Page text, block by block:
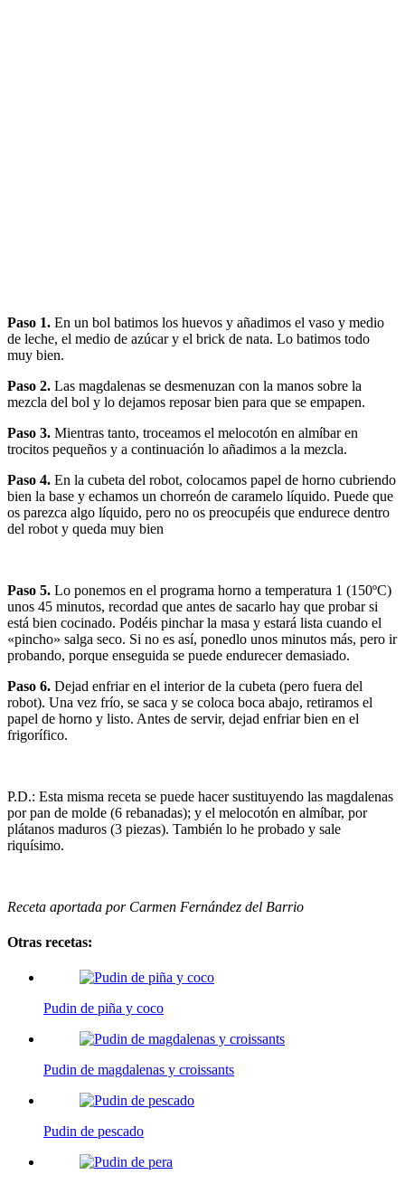
Paso 1. En un bol batimos los huevos y añadimos el vaso y medio
de leche, el medio de azúcar y el brick de nata. Lo batimos todo
muy bien.
Paso 2. Las magdalenas se desmenuzan con la manos sobre la
mezcla del bol y lo dejamos reposar bien para que se empapen.
Paso 3. Mientras tanto, troceamos el melocotón en almíbar en
trocitos pequeños y a continuación lo añadimos a la mezcla.
Paso 4. En la cubeta del robot, colocamos papel de horno cubriendo
bien la base y echamos un chorreón de caramelo líquido. Puede que
os parezca algo líquido, pero no os preocupéis que endurece dentro
del robot y queda muy bien
Paso 5. Lo ponemos en el programa horno a temperatura 1 (150ºC)
unos 45 minutos, recordad que antes de sacarlo hay que probar si
está bien cocinado. Podéis pinchar la masa y estará lista cuando el
«pincho» salga seco. Si no es así, ponedlo unos minutos más, pero ir
probando, porque enseguida se puede endurecer demasiado.
Paso 6. Dejad enfriar en el interior de la cubeta (pero fuera del
robot). Una vez frío, se saca y se coloca boca abajo, retiramos el
papel de horno y listo. Antes de servir, dejad enfriar bien en el
frigorífico.
P.D.: Esta misma receta se puede hacer sustituyendo las magdalenas
por pan de molde (6 rebanadas); y el melocotón en almíbar, por
plátanos maduros (3 piezas). También lo he probado y sale
riquísimo.
Receta aportada por Carmen Fernández del Barrio
Otras recetas:
Pudin de piña y coco
Pudin de magdalenas y croissants
Pudin de pescado